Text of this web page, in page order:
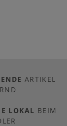
ARTIKEL
LOKAL BEIM